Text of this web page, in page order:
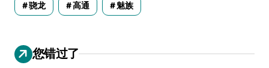
骁龙 高通 魅族
您错过了